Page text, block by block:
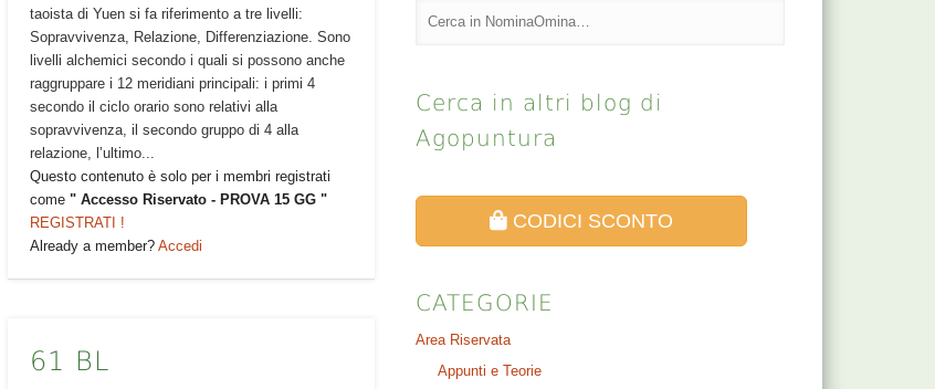
taoista di Yuen si fa riferimento a tre livelli:
Sopravvivenza, Relazione, Differenziazione. Sono
livelli alchemici secondo i quali si possono anche
raggruppare i 12 meridiani principali: i primi 4
secondo il ciclo orario sono relativi alla
sopravvivenza, il secondo gruppo di 4 alla
relazione, l’ultimo...
Questo contenuto è solo per i membri registrati
come " Accesso Riservato - PROVA 15 GG "
REGISTRATI !
Already a member? Accedi
61 BL
Cerca in altri blog di
Agopuntura
CODICI SCONTO
CATEGORIE
Area Riservata
Appunti e Teorie